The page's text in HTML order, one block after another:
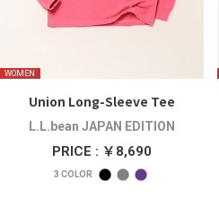
WOMEN
Union Long-Sleeve Tee
L.L.bean JAPAN EDITION
PRICE : ￥8,690
3 COLOR